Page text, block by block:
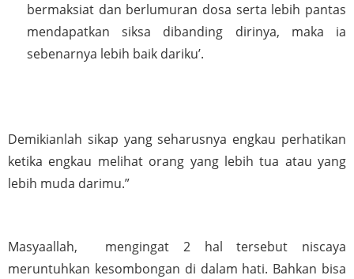
bermaksiat dan berlumuran dosa serta lebih pantas
mendapatkan siksa dibanding dirinya, maka ia
sebenarnya lebih baik dariku’.
Demikianlah sikap yang seharusnya engkau perhatikan
ketika engkau melihat orang yang lebih tua atau yang
lebih muda darimu.”
Masyaallah,  mengingat 2 hal tersebut niscaya
meruntuhkan kesombongan di dalam hati. Bahkan bisa